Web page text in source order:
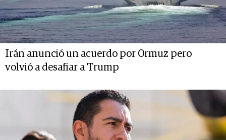
Irán anunció un acuerdo por Ormuz pero
volvió a desafiar a Trump